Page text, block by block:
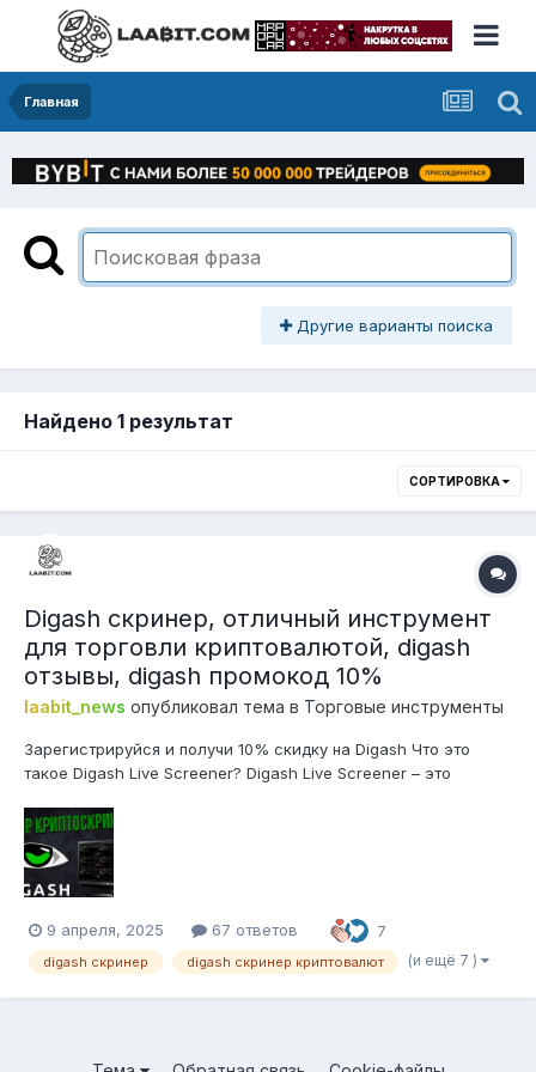
Главная
Другие варианты поиска
Найдено 1 результат
СОРТИРОВКА
Digash скринер, отличный инструмент
для торговли криптовалютой, digash
отзывы, digash промокод 10%
laabit_news опубликовал тема в Торговые инструменты
Зарегистрируйся и получи 10% скидку на Digash Что это
такое Digash Live Screener? Digash Live Screener – это
предназначенный для активных трейдеров на
криптовалютном рынке. Его основная задача – сканировать
рынок криптовалют в режиме реаль...
9 апреля, 2025 67 ответов 7
digash скринер digash скринер криптовалют (и ещё 7 )